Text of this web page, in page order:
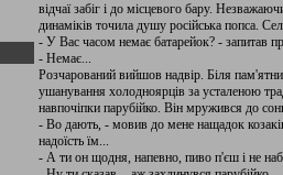
відчаї забіг і до місцевого бару.
динаміків точила душу російська попса.
- У Вас часом немає батарейок? - запитав
- Немає...
Розчарований вийшов надвір. Біля
ушанування холодноярців за усталеною
навпочіпки парубійко. Він мружився до
- Во дають, - мовив до мене нащадок
надоїсть їм...
- А ти он щодня, напевно, пиво п'єш і не